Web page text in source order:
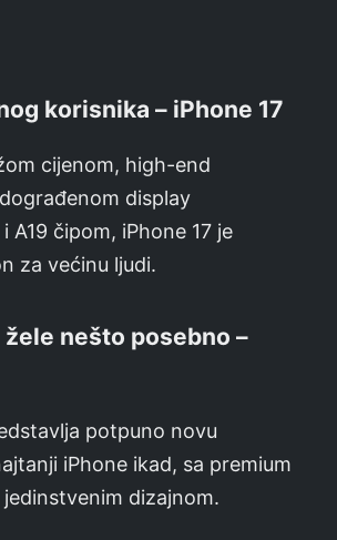
korisnika – iPhone 17
cijenom, high-end
display
A19 čipom, iPhone 17 je
za većinu ljudi.
žele nešto posebno –
potpuno novu
iPhone ikad, sa premium
dizajnom.